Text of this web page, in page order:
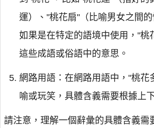
運）、"桃花扇"（比喻男女之間的
如果是在特定的語境中使用，"桃
這些成語或俗語中的意思。
網路用語：在網路用語中，"桃花
喻或玩笑，具體含義需要根據上
請注意，理解一個辭彙的具體含義需